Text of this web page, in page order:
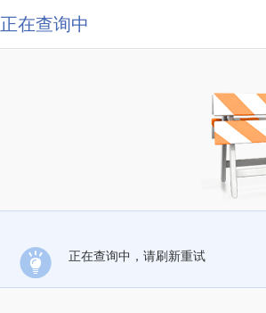
正在查询中
正在查询中，请刷新重试